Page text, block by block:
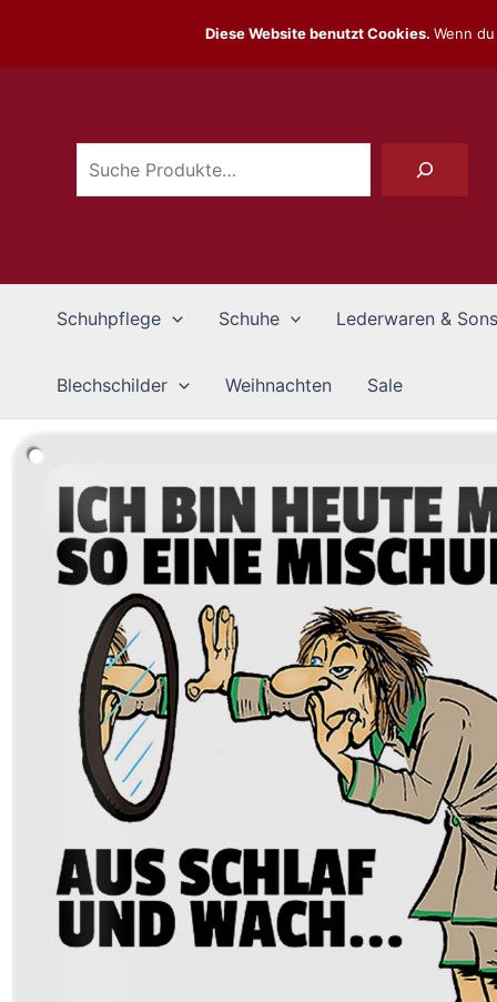
springen Suchen
Schuhpflege Schuhe Lederwaren &
Blechschilder Weihnachten Sale
Diese Website benutzt Cookies. Wenn